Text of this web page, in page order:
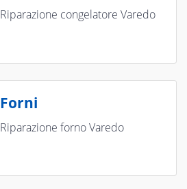
Riparazione congelatore Varedo
Forni
Riparazione forno Varedo